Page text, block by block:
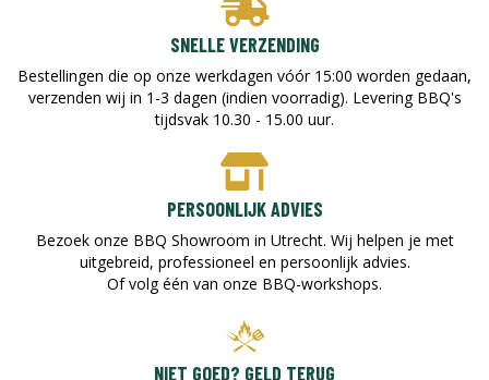
SNELLE VERZENDING
Bestellingen die op onze werkdagen vóór 15:00 worden gedaan,
verzenden wij in 1-3 dagen (indien voorradig). Levering BBQ's
tijdsvak 10.30 - 15.00 uur.
PERSOONLIJK ADVIES
Bezoek onze BBQ Showroom in Utrecht. Wij helpen je met
uitgebreid, professioneel en persoonlijk advies.
Of volg één van onze BBQ-workshops.
NIET GOED? GELD TERUG